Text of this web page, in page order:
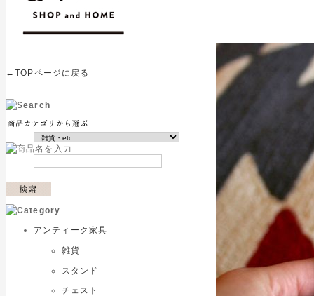
←TOPページに戻る
アンティーク家具
雑貨
スタンド
チェスト